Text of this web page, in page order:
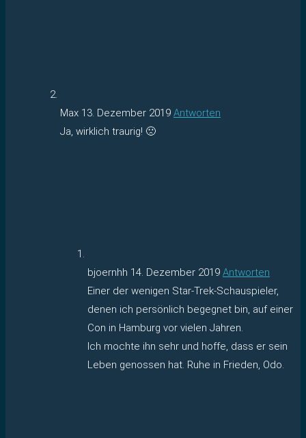
Max 13. Dezember 2019 Antworten
Ja, wirklich traurig! 🙁
bjoernhh 14. Dezember 2019 Antworten
Einer der wenigen Star-Trek-Schauspieler,
denen ich persönlich begegnet bin, auf einer
Con in Hamburg vor vielen Jahren.
Ich mochte ihn sehr und hoffe, dass er sein
Leben genossen hat. Ruhe in Frieden, Odo.